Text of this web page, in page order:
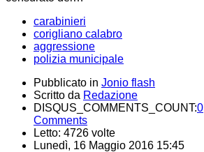
carabinieri
corigliano calabro
aggressione
polizia municipale
Pubblicato in Jonio flash
Scritto da Redazione
DISQUS_COMMENTS_COUNT:0
Comments
Letto: 4726 volte
Lunedì, 16 Maggio 2016 15:45